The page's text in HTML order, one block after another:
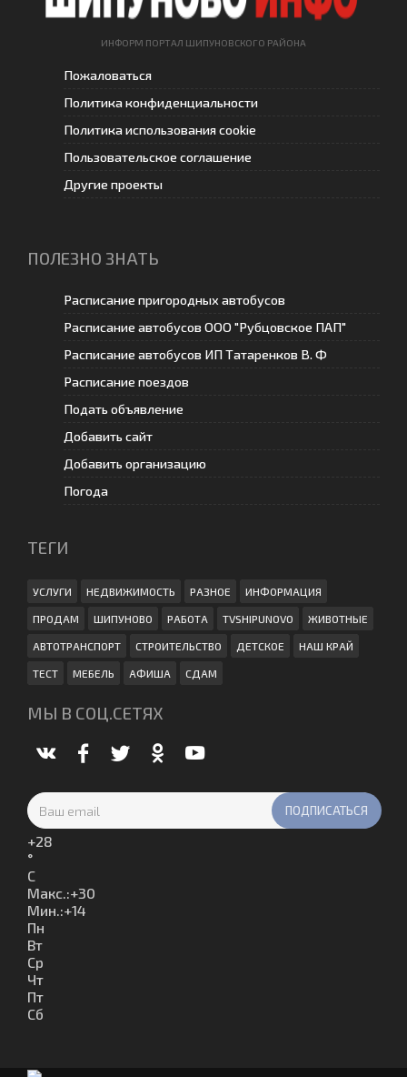
ИНФОРМ ПОРТАЛ ШИПУНОВСКОГО РАЙОНА
Пожаловаться
Политика конфиденциальности
Политика использования cookie
Пользовательское соглашение
Другие проекты
ПОЛЕЗНО ЗНАТЬ
Расписание пригородных автобусов
Расписание автобусов ООО "Рубцовское ПАП"
Расписание автобусов ИП Татаренков В. Ф
Расписание поездов
Подать объявление
Добавить сайт
Добавить организацию
Погода
ТЕГИ
УСЛУГИ НЕДВИЖИМОСТЬ РАЗНОЕ ИНФОРМАЦИЯ
ПРОДАМ ШИПУНОВО РАБОТА TVSHIPUNOVO ЖИВОТНЫЕ
АВТОТРАНСПОРТ СТРОИТЕЛЬСТВО ДЕТСКОЕ НАШ КРАЙ
ТЕСТ МЕБЕЛЬ АФИША СДАМ
МЫ В СОЦ.СЕТЯХ
+28
°
C
Макс.:+30
Мин.:+14
Пн
Вт
Ср
Чт
Пт
Сб